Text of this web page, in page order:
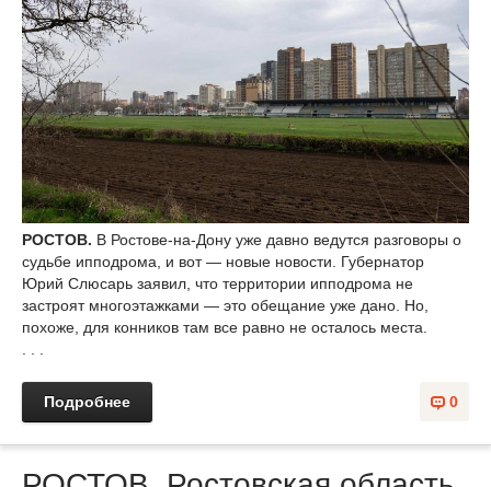
РОСТОВ. В Ростове-на-Дону уже давно ведутся разговоры о
судьбе ипподрома, и вот — новые новости. Губернатор
Юрий Слюсарь заявил, что территории ипподрома не
застроят многоэтажками — это обещание уже дано. Но,
похоже, для конников там все равно не осталось места.
. . .
0
Подробнее